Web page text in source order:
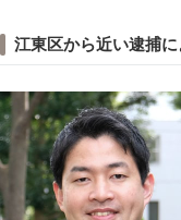
江東区から近い逮捕